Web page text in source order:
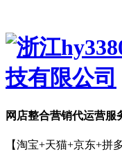
网店整合营销代运营服
【淘宝+天猫+京东+拼